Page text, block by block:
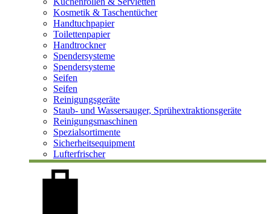
Kosmetik & Taschentücher
Handtuchpapier
Toilettenpapier
Handtrockner
Spendersysteme
Spendersysteme
Seifen
Seifen
Reinigungsgeräte
Staub- und Wassersauger, Sprühextraktionsgeräte
Reinigungsmaschinen
Spezialsortimente
Sicherheitsequipment
Lufterfrischer